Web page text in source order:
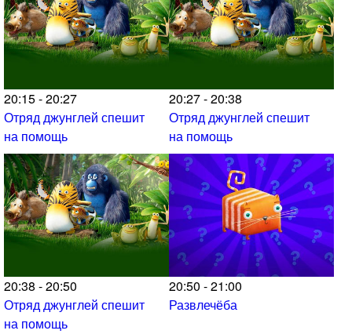
20:15 - 20:27
Отряд джунглей спешит
на помощь
20:27 - 20:38
Отряд джунглей спешит
на помощь
20:38 - 20:50
Отряд джунглей спешит
на помощь
20:50 - 21:00
Развлечёба